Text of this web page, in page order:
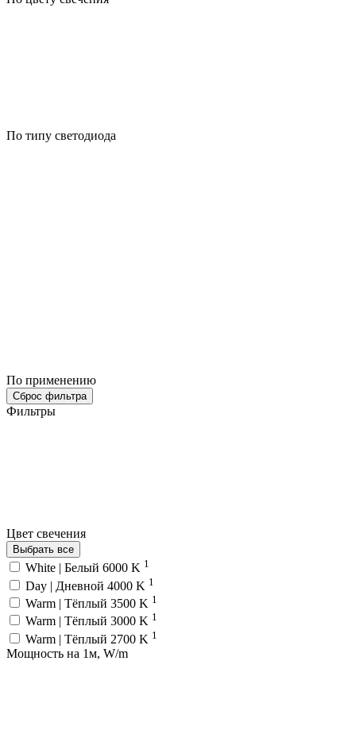
По типу светодиода
По применению
Сброс фильтра
Фильтры
Цвет свечения
Выбрать все
White | Белый 6000 K 1
Day | Дневной 4000 K 1
Warm | Тёплый 3500 K 1
Warm | Тёплый 3000 K 1
Warm | Тёплый 2700 K 1
Мощность на 1м, W/m